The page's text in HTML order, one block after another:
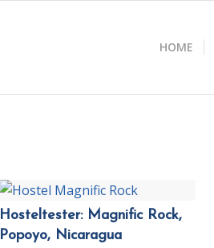
HOME
Hosteltester: Magnific Rock,
Popoyo, Nicaragua